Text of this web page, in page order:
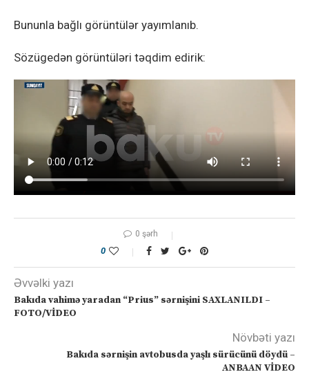
Bununla bağlı görüntülər yayımlanıb.
Sözügedən görüntüləri təqdim edirik:
0 şərh
0
Əvvəlki yazı
Bakıda vahimə yaradan “Prius” sərnişini SAXLANILDI –
FOTO/VİDEO
Növbəti yazı
Bakıda sərnişin avtobusda yaşlı sürücünü döydü –
ANBAAN VİDEO